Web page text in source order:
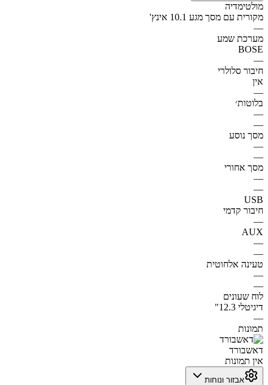
מולטימדיה
מקורית עם מסך מגע 10.1 אינץ'
—
מערכת שמע
BOSE
—
חיבור סלולרי
אין
—
בלוטות׳
—
—
מסך נוסע
—
—
מסך אחורי
—
—
USB
חיבור קדמי
—
AUX
—
—
טעינה אלחוטית
—
—
לוח שעונים
דיגיטלי 12.3"
—
תמונות
דאשבורד
אין תמונות
אבזור ונוחות